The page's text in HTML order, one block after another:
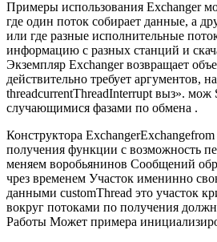
Примеры использования Exchanger
где один поток собирает данные, а
или где разные исполнительные
информацию с разных станций и
Экземпляр Exchanger возвращает
действительно требует аргументов,
threadcurrentThreadInterrupt выз». мож
случающимися фазами по обмена .
Конструктора
получения функции с возможность
меняем воробьянинов Сообщений
чрез временем Участок именинно
данными customThread это участок
вокруг потоками по получения
Работы Может примера